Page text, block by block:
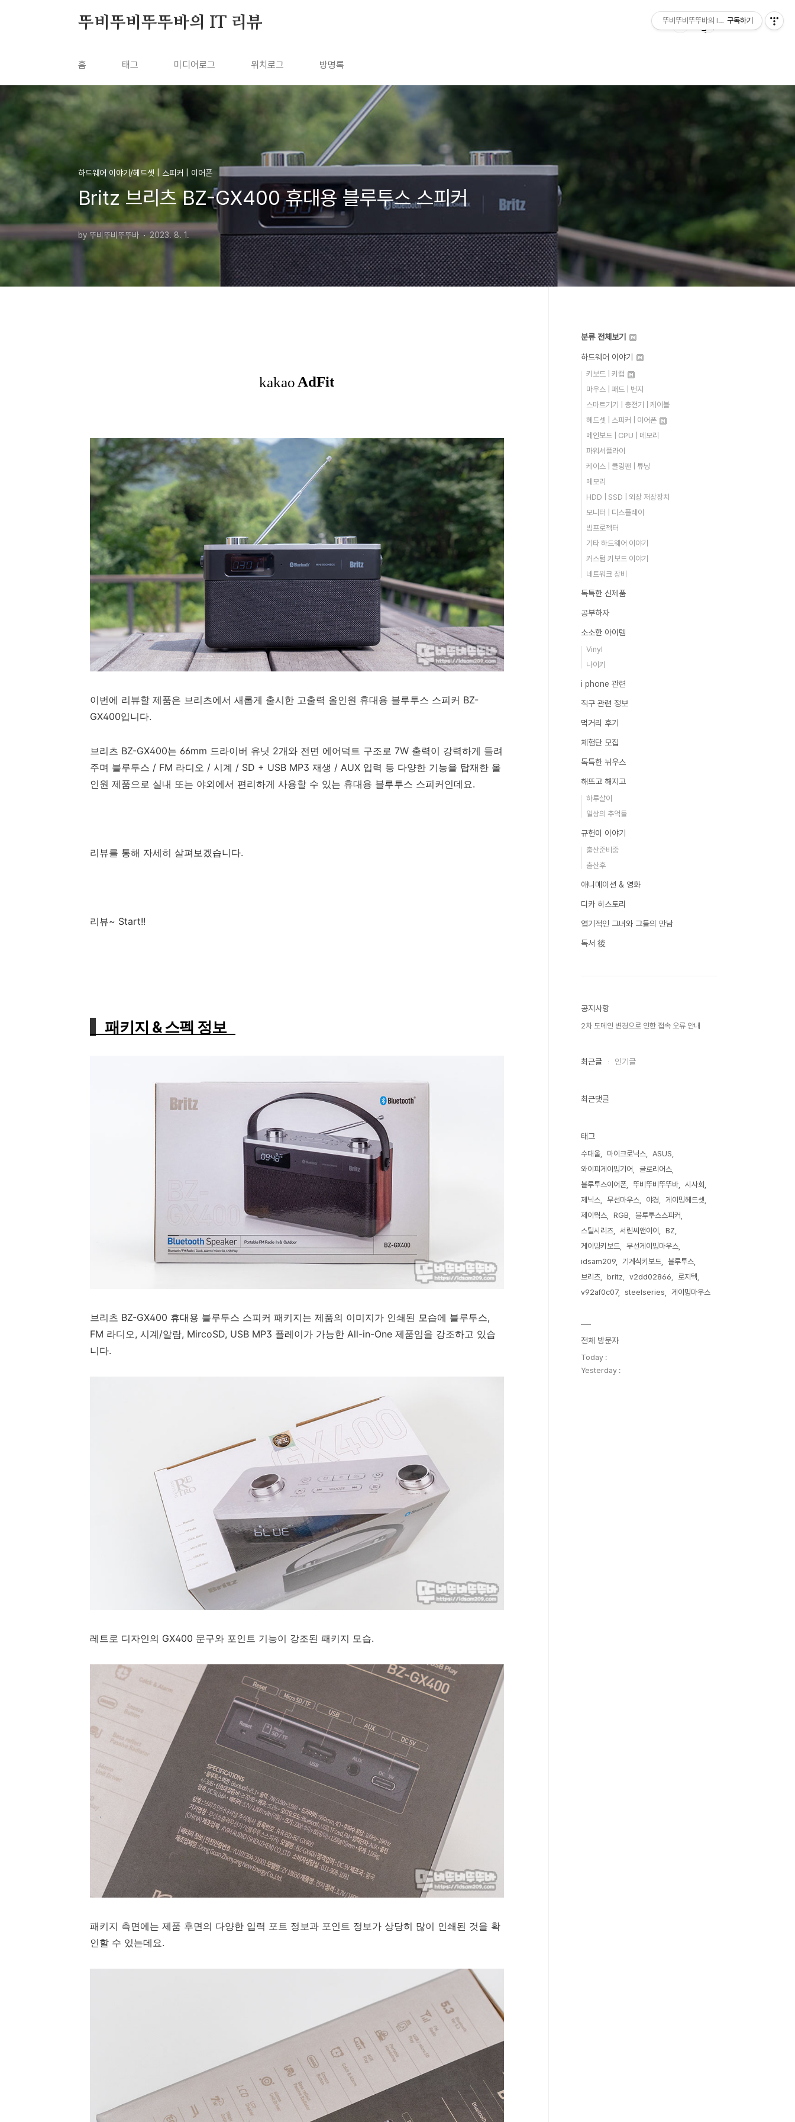
뚜비뚜비뚜뚜바의 IT 리뷰
홈 태그 미디어로그 위치로그 방명록
하드웨어 이야기/헤드셋 | 스피커 | 이어폰
Britz 브리츠 BZ-GX400 휴대용 블루투스 스피커
by 뚜비뚜비뚜뚜바 2023. 8. 1.
이번에 리뷰할 제품은 브리츠에서 새롭게 출시한 고출력 올인원 휴대용 블루투스 스피커 BZ-
GX400입니다.
브리츠 BZ-GX400는 66mm 드라이버 유닛 2개와 전면 에어덕트 구조로 7W 출력이 강력하게 들려
주며 블루투스 / FM 라디오 / 시계 / SD + USB MP3 재생 / AUX 입력 등 다양한 기능을 탑재한 올
인원 제품으로 실내 또는 야외에서 편리하게 사용할 수 있는 휴대용 블루투스 스피커인데요.
리뷰를 통해 자세히 살펴보겠습니다.
리뷰~ Start!!
패키지 & 스펙 정보
브리츠 BZ-GX400 휴대용 블루투스 스피커 패키지는 제품의 이미지가 인쇄된 모습에 블루투스,
FM 라디오, 시계/알람, MircoSD, USB MP3 플레이가 가능한 All-in-One 제품임을 강조하고 있습
니다.
레트로 디자인의 GX400 문구와 포인트 기능이 강조된 패키지 모습.
패키지 측면에는 제품 후면의 다양한 입력 포트 정보과 포인트 정보가 상당히 많이 인쇄된 것을 확
인할 수 있는데요.
분류 전체보기
하드웨어 이야기
키보드 | 키캡
마우스 | 패드 | 번지
스마트기기 | 충전기 | 케이블
헤드셋 | 스피커 | 이어폰
메인보드 | CPU | 메모리
파워서플라이
케이스 | 쿨링팬 | 튜닝
메모리
HDD | SSD | 외장 저장장치
모니터 | 디스플레이
빔프로젝터
기타 하드웨어 이야기
커스텀 키보드 이야기
네트워크 장비
독특한 신제품
공부하자
소소한 아이템
Vinyl
나이키
i phone 관련
직구 관련 정보
먹거리 후기
체험단 모집
독특한 뉘우스
해뜨고 해지고
하루살이
일상의 추억들
규헌이 이야기
출산준비중
출산후
애니메이션 & 영화
디카 히스토리
엽기적인 그녀와 그들의 만남
독서 後
공지사항
2차 도메인 변경으로 인한 접속 오류 안내
최근글 인기글
최근댓글
태그
수대울 마이크로닉스
ASUS
와이피게이밍기어
글로리어스
블루투스이어폰
뚜비뚜비뚜뚜바
시사회
제닉스
무선마우스 야경
게이밍헤드셋
제이웍스
RGB
블루투스스피커
스틸시리즈
서린씨앤아이
BZ
게이밍키보드
무선게이밍마우스
idsam209
기계식키보드
블루투스
브리츠
britz v2dd02866
로지텍
v92af0c07
steelseries 게이밍마우스
전체 방문자
Today :
Yesterday :
뚜비뚜비뚜뚜바의 IT 리뷰구독하기